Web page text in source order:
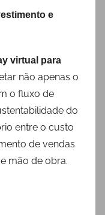
e
virtual para
não apenas o
o fluxo de
do
entre o custo
de vendas
mão de obra.